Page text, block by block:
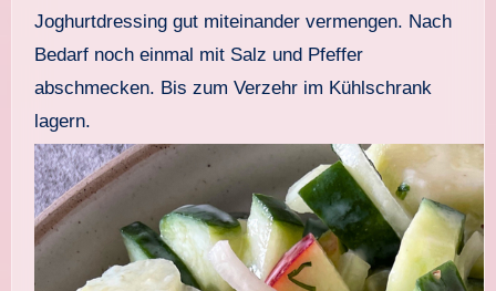
Joghurtdressing gut miteinander vermengen. Nach
Bedarf noch einmal mit Salz und Pfeffer
abschmecken. Bis zum Verzehr im Kühlschrank
lagern.